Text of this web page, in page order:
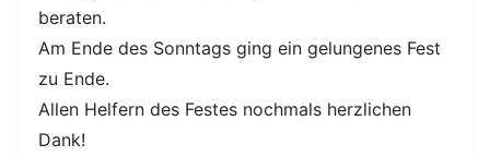
beraten.
Am Ende des Sonntags ging ein gelungenes Fest
zu Ende.
Allen Helfern des Festes nochmals herzlichen
Dank!